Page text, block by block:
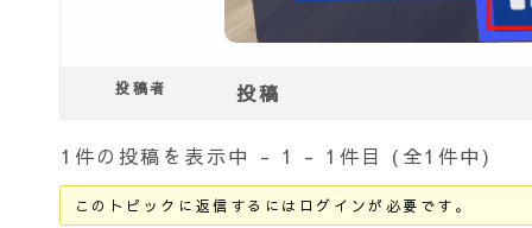
投稿者 投稿
1件の投稿を表示中 - 1 - 1件目 (全1件中)
このトピックに返信するにはログインが必要です。